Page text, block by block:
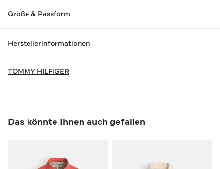
Größe & Passform
Herstellerinformationen
TOMMY HILFIGER
Das könnte Ihnen auch gefallen